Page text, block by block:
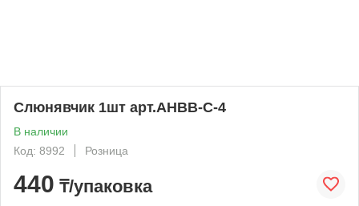
Слюнявчик 1шт арт.AHBB-C-4
В наличии
Код: 8992
Розница
440 ₸/упаковка